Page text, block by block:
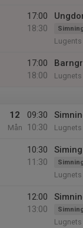
17:00
18:30
Lugents
17:00
18:00
12
Mån
09:30
10:30
Lugnets
10:30
11:30
12:00
13:00
Lugnets